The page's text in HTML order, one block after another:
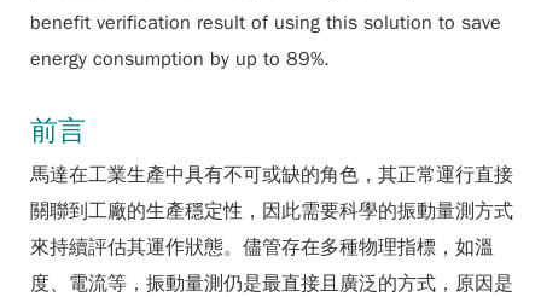
benefit verification result of using this solution to save
energy consumption by up to 89%.
前言
馬達在工業生產中具有不可或缺的角色，其正常運行直接
關聯到工廠的生產穩定性，因此需要科學的振動量測方式
來持續評估其運作狀態。儘管存在多種物理指標，如溫
度、電流等，振動量測仍是最直接且廣泛的方式，原因是